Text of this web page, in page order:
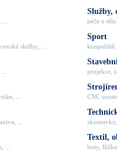
služby, ...
...
...
...
Služby,
péče o
Sport
projekce,
CNC
Textil,
boty,